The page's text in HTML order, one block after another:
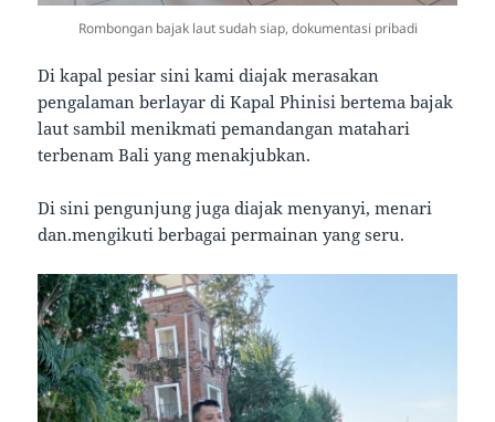
Rombongan bajak laut sudah siap, dokumentasi pribadi
Di kapal pesiar sini kami diajak merasakan
pengalaman berlayar di Kapal Phinisi bertema bajak
laut sambil menikmati pemandangan matahari
terbenam Bali yang menakjubkan.
Di sini pengunjung juga diajak menyanyi, menari
dan.mengikuti berbagai permainan yang seru.